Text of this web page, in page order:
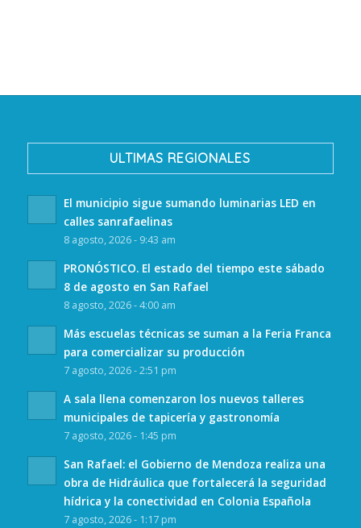
ULTIMAS REGIONALES
El municipio sigue sumando luminarias LED en
calles sanrafaelinas
8 agosto, 2026 - 9:43 am
PRONÓSTICO. El estado del tiempo este sábado
8 de agosto en San Rafael
8 agosto, 2026 - 4:00 am
Más escuelas técnicas se suman a la Feria Franca
para comercializar su producción
7 agosto, 2026 - 2:51 pm
A sala llena comenzaron los nuevos talleres
municipales de tapicería y gastronomía
7 agosto, 2026 - 1:45 pm
San Rafael: el Gobierno de Mendoza realiza una
obra de Hidráulica que fortalecerá la seguridad
hídrica y la conectividad en Colonia Española
7 agosto, 2026 - 1:17 pm